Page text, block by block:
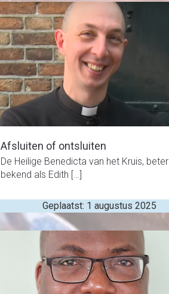
Afsluiten of ontsluiten
De Heilige Benedicta van het Kruis, beter
bekend als Edith […]
Geplaatst: 1 augustus 2025